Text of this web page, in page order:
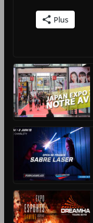
Plus